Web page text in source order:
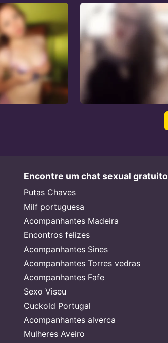
Encontre um chat sexual gratuito
Putas Chaves
Milf portuguesa
Acompanhantes Madeira
Encontros felizes
Acompanhantes Sines
Acompanhantes Torres vedras
Acompanhantes Fafe
Sexo Viseu
Cuckold Portugal
Acompanhantes alverca
Mulheres Aveiro